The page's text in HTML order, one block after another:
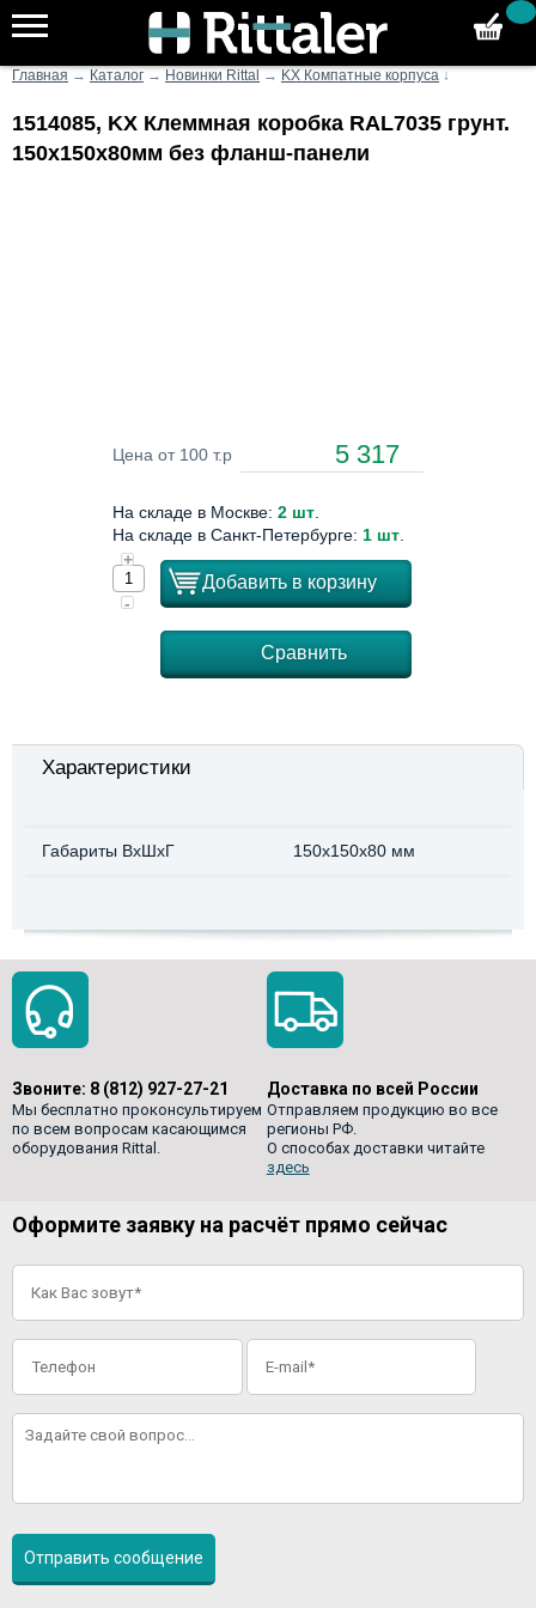
Главная → Каталог → Новинки Rittal → KX Компатные корпуса ↓
1514085, KX Клеммная коробка RAL7035 грунт.
150х150х80мм без фланш-панели
Цена от 100 т.р 5 317
На складе в Москве: 2 шт
На складе в Санкт-Петербурге: 1 шт
+
-
Добавить в корзину
Сравнить
Характеристики
Габариты ВхШхГ 150x150x80 мм
Звоните: 8 (812) 927-27-21
Мы бесплатно проконсультируем
по всем вопросам касающимся
оборудования Rittal.
Доставка по всей России
Отправляем продукцию во все
регионы РФ.
О способах доставки читайте
здесь
Оформите заявку на расчёт прямо сейчас